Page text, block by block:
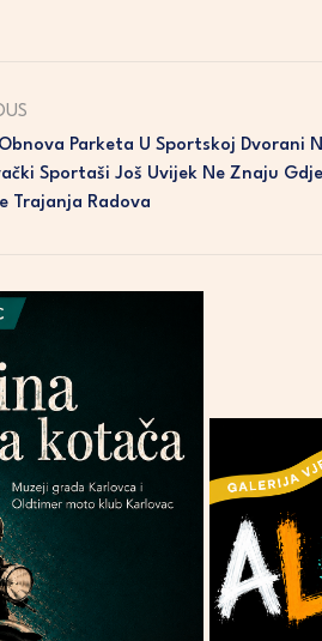
Parketa U Sportskoj Dvorani
Sportaši Još Uvijek Ne Znaju
Trajanja Radova